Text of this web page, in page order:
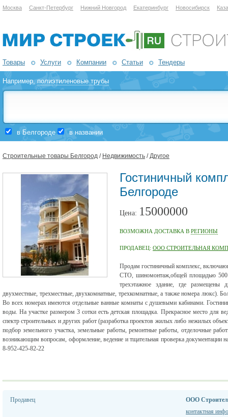
Москва Санкт-Петербург Нижний Новгород Екатеринбург Новосибирск
Товары Услуги Компании Статьи Тендеры
Например,полиэтиленовые трубы
в Белгороде в названии
Строительные товары Белгород / Недвижимость /Другое
Гостиничный
Белгороде
Цена: 15000000
ВОЗМОЖНА ДОСТАВКА В РЕГИОНЫ
ПРОДАВЕЦ: ООО СТРОИТЕЛЬНАЯ
Продам гостиничный комплекс,
СТО, шиномонтаж,общей площадью 500
трехэтажное здание, где размещены
двухместные, трехместные, двухкомнатные, трехкомнатные, а также номера люкс).
Во всех номерах имеются отдельные ванные комнаты с душевыми кабинами.
воды. На участке размером 3 сотки есть детская площадка. Прекрасное место для
спектр строительных и других работ (разработка проектов жилых либо нежилых
подбор земельного участка, земельные работы, ремонтные работы, отделочные
возникающим вопросам, оформление, ведение и тщательная проверка документации
8-952-425-82-22
Продавец
ООО
контактная